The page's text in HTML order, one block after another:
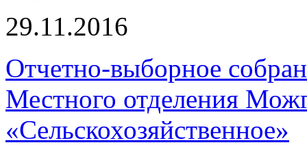
29.11.2016
Отчетно-выборное
Местного отделения
«Сельскохозяйственное»